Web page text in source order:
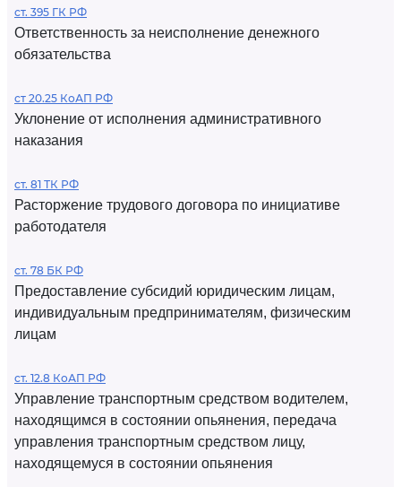
ст. 395 ГК РФ
Ответственность за неисполнение денежного
обязательства
ст 20.25 КоАП РФ
Уклонение от исполнения административного
наказания
ст. 81 ТК РФ
Расторжение трудового договора по инициативе
работодателя
ст. 78 БК РФ
Предоставление субсидий юридическим лицам,
индивидуальным предпринимателям, физическим
лицам
ст. 12.8 КоАП РФ
Управление транспортным средством водителем,
находящимся в состоянии опьянения, передача
управления транспортным средством лицу,
находящемуся в состоянии опьянения